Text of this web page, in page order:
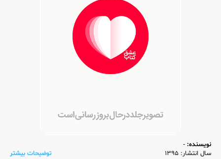
نویسنده: -
سال انتشار: 1395
توضیحات بیشتر